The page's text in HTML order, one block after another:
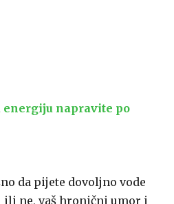
energiju napravite po
da pijete dovoljno vode
ili ne, vaš hronični umor i